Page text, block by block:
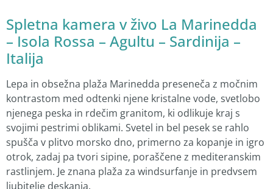
Lepa in obsežna plaža Marinedda preseneča z močnim
kontrastom med odtenki njene kristalne vode, svetlobo
njenega peska in rdečim granitom, ki odlikuje kraj s
svojimi pestrimi oblikami. Svetel in bel pesek se rahlo
spušča v plitvo morsko dno, primerno za kopanje in igro
otrok, zadaj pa tvori sipine, poraščene z mediteranskim
rastlinjem. Je znana plaža za windsurfanje in predvsem
ljubitelje deskanja.